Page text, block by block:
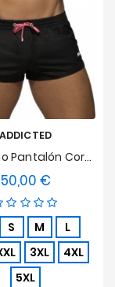
ADDICTED
Mini Baño Pantalón Corto Básico Negro
50,00 €Precio
S M
L
3XL
4XL
5XL